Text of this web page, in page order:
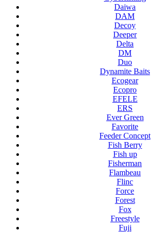
Daiwa
DAM
Decoy
Deeper
Delta
DM
Duo
Dynamite Baits
Ecogear
Ecopro
EFELE
ERS
Ever Green
Favorite
Feeder Concept
Fish Berry
Fish up
Fisherman
Flambeau
Flinc
Force
Forest
Fox
Freestyle
Fuji